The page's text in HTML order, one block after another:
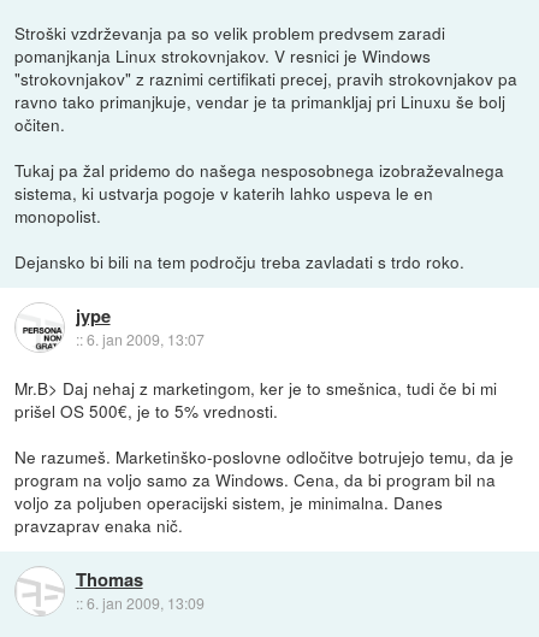
Stroški vzdrževanja pa so velik problem predvsem zaradi
pomanjkanja Linux strokovnjakov. V resnici je Windows
"strokovnjakov" z raznimi certifikati precej, pravih strokovnjakov pa
ravno tako primanjkuje, vendar je ta primankljaj pri Linuxu še bolj
očiten.
Tukaj pa žal pridemo do našega nesposobnega izobraževalnega
sistema, ki ustvarja pogoje v katerih lahko uspeva le en
monopolist.
Dejansko bi bili na tem področju treba zavladati s trdo roko.
jype
::6. jan 2009, 13:07
Mr.B> Daj nehaj z marketingom, ker je to smešnica, tudi če bi mi
prišel OS 500€, je to 5% vrednosti.
Ne razumeš. Marketinško-poslovne odločitve botrujejo temu, da je
program na voljo samo za Windows. Cena, da bi program bil na
voljo za poljuben operacijski sistem, je minimalna. Danes
pravzaprav enaka nič.
Thomas
::6. jan 2009, 13:09